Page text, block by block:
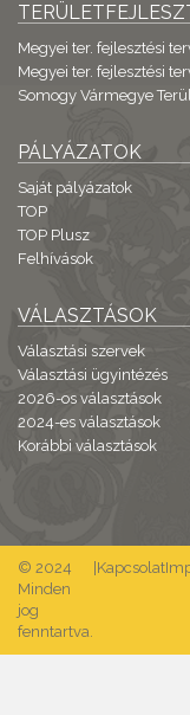
Megyei ter. fejlesztési
Megyei ter. fejlesztési
Somogy Vármegye
PÁLYÁZATOK
Saját pályázatok
TOP
TOP Plusz
Felhívások
VÁLASZTÁSOK
Választási szervek
Választási ügyintézés
2026-os választások
2024-es választások
Korábbi választások
© 2024
Minden
jog
fenntartva.
Kapcsolat